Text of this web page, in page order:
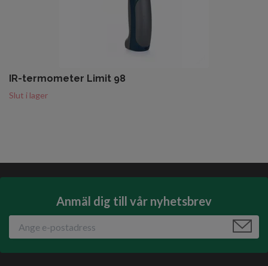
IR-termometer Limit 98
Slut i lager
Anmäl dig till vår nyhetsbrev